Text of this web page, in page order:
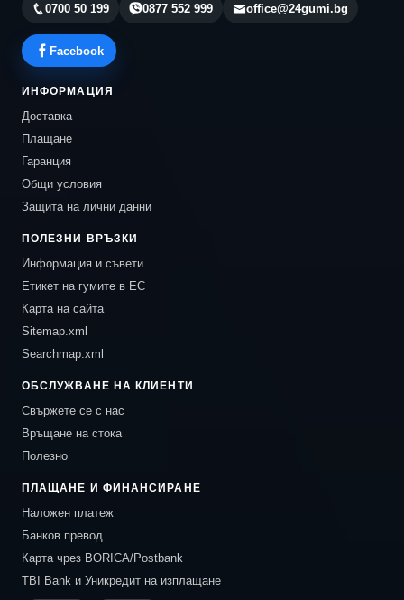
0700 50 199 0877 552 999 office@24gumi.bg
Facebook
ИНФОРМАЦИЯ
Доставка
Плащане
Гаранция
Общи условия
Защита на лични данни
ПОЛЕЗНИ ВРЪЗКИ
Информация и съвети
Етикет на гумите в ЕС
Карта на сайта
Sitemap.xml
Searchmap.xml
ОБСЛУЖВАНЕ НА КЛИЕНТИ
Свържете се с нас
Връщане на стока
Полезно
ПЛАЩАНЕ И ФИНАНСИРАНЕ
Наложен платеж
Банков превод
Карта чрез BORICA/Postbank
TBI Bank и Уникредит на изплащане